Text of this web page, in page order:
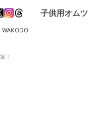
子供用オムツ
WAKODO
！